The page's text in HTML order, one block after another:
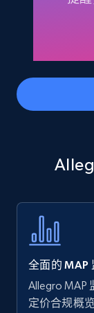
Amazon
price,
more.
35.2K+
URL,
rating
Author
7.4K+
全面的 MAP
Allegro MAP
定价合规概